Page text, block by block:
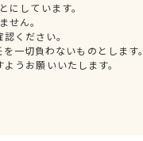
しています。
せん。
ください。
一切負わないものとします。
うお願いいたします。